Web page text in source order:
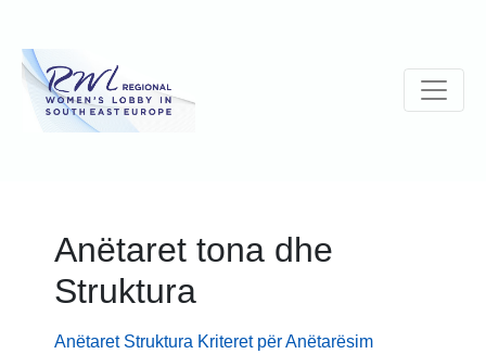
Anëtaret tona dhe
Struktura
Anëtaret Struktura Kriteret për Anëtarësim